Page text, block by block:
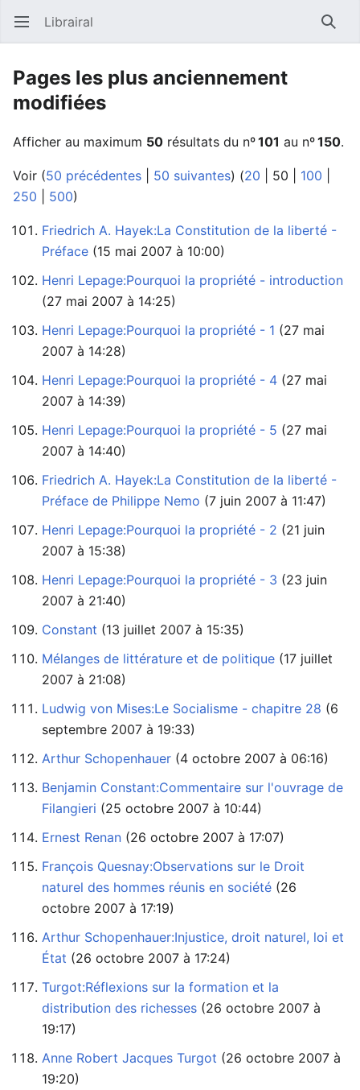
Ouvrir le menu principal Librairal
Pages les plus anciennement
modifiées
Afficher au maximum 50 résultats du nº101 au nº150.
Voir (50 précédentes 50 suivantes) (20 50 100
250
500)
Friedrich A. Hayek:La Constitution de la liberté -
Préface ‏‎ (15 mai 2007 à 10:00)
Henri Lepage:Pourquoi la propriété - introduction
(27 mai 2007 à 14:25)
Henri Lepage:Pourquoi la propriété - 1
2007 à 14:28)
Henri Lepage:Pourquoi la propriété - 4
2007 à 14:39)
Henri Lepage:Pourquoi la propriété - 5
2007 à 14:40)
Friedrich A. Hayek:La Constitution de la liberté -
Préface de Philippe Nemo ‏‎ (7 juin 2007 à 11:47)
Henri Lepage:Pourquoi la propriété - 2
2007 à 15:38)
Henri Lepage:Pourquoi la propriété - 3
2007 à 21:40)
Constant ‏‎ (13 juillet 2007 à 15:35)
Mélanges de littérature et de politique
2007 à 21:08)
Ludwig von Mises:Le Socialisme - chapitre 28
septembre 2007 à 19:33)
Arthur Schopenhauer ‏‎ (4 octobre 2007 à 06:16)
Benjamin Constant:Commentaire sur l'ouvrage de
Filangieri ‏‎ (25 octobre 2007 à 10:44)
Ernest Renan ‏‎ (26 octobre 2007 à 17:07)
François Quesnay:Observations sur le Droit
naturel des hommes réunis en société
octobre 2007 à 17:19)
Arthur Schopenhauer:Injustice, droit naturel, loi et
État ‏‎ (26 octobre 2007 à 17:24)
Turgot:Réflexions sur la formation et la
distribution des richesses
19:17)
Anne Robert Jacques Turgot
19:20)